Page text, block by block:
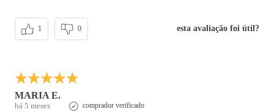
esta avaliação foi útil?
1 0
MARIA E.
há 5 meses comprador verificado